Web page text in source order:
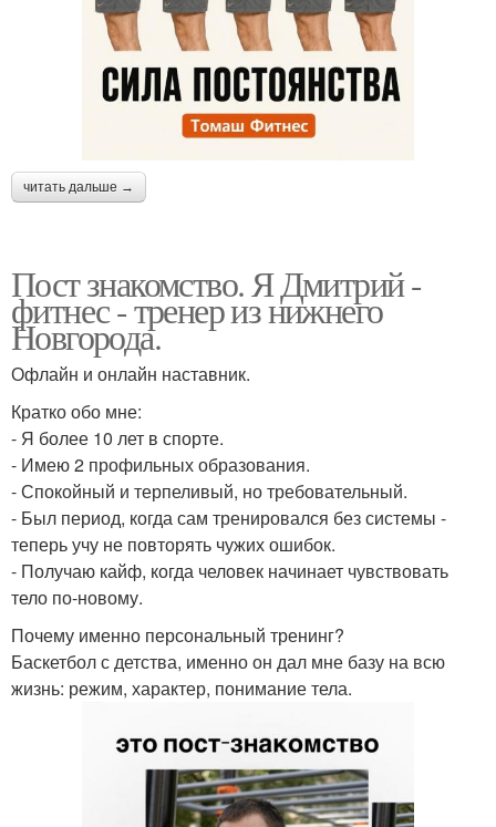
читать дальше →
Пост знакомство. Я Дмитрий -
фитнес - тренер из нижнего
Новгорода.
Офлайн и онлайн наставник.
Кратко обо мне:
- Я более 10 лет в спорте.
- Имею 2 профильных образования.
- Спокойный и терпеливый, но требовательный.
- Был период, когда сам тренировался без системы -
теперь учу не повторять чужих ошибок.
- Получаю кайф, когда человек начинает чувствовать
тело по-новому.
Почему именно персональный тренинг?
Баскетбол с детства, именно он дал мне базу на всю
жизнь: режим, характер, понимание тела.